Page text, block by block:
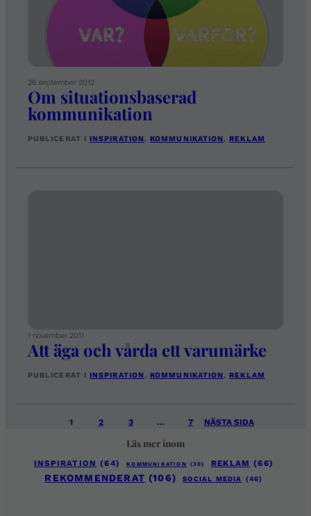
26 september 2012
Om situationsbaserad
kommunikation
PUBLICERAT I INSPIRATION , KOMMUNIKATION , REKLAM
1 november 2011
Att äga och vårda ett varumärke
PUBLICERAT I INSPIRATION , KOMMUNIKATION , REKLAM
1 2 3 … 7 NÄSTA SIDA
Läs mer inom
INSPIRATION (64) KOMMUNIKATION (30) REKLAM (66)
REKOMMENDERAT (106) SOCIAL MEDIA (46)